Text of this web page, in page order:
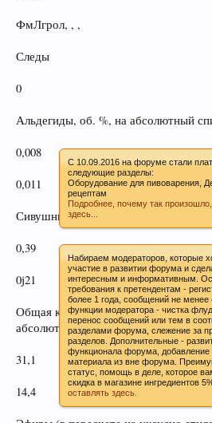
C 10.09.2016 на форуме стали
следующие разделы:
Оборудование для пивоварения,
рецептам
Подробнее, почему так
здесь...
Набираем модераторов, которые
участие в развитии форума и
интересным и информативным.
требования к претендентам -
более 1 года, сообщений не
функции модератора - чистка
перенос сообщений или тем в
разделами форума, слежение за
разделов. Дополнительные -
функционала форума, добавление
материала из вне форума.
статус, помощь в деле, которое
скидка в магазине ингредиентов
оставлять здесь.
ФмЛгрол, , ,
Следы
0
Альдегиды, об. %, на абсолютный
0,008
0,011
Сивушные масла, масс '%, на
0,39
0j21
Общая кислотность (на уксусную
абсолютного спирта
31,1
14,4